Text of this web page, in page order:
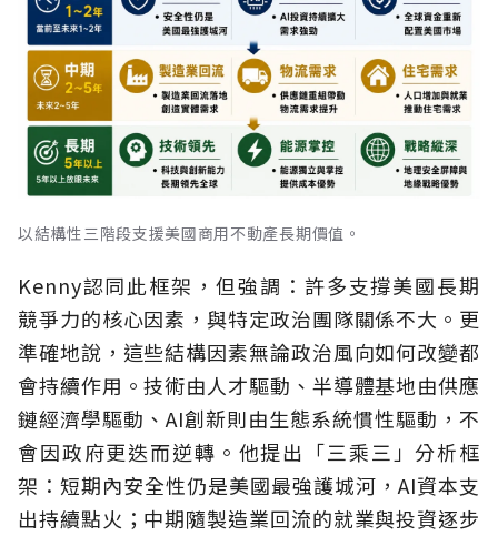
以結構性三階段支援美國商用不動產長期價值。
Kenny認同此框架，但強調：許多支撐美國長期
競爭力的核心因素，與特定政治團隊關係不大。更
準確地說，這些結構因素無論政治風向如何改變都
會持續作用。技術由人才驅動、半導體基地由供應
鏈經濟學驅動、AI創新則由生態系統慣性驅動，不
會因政府更迭而逆轉。他提出「三乘三」分析框
架：短期內安全性仍是美國最強護城河，AI資本支
出持續點火；中期隨製造業回流的就業與投資逐步